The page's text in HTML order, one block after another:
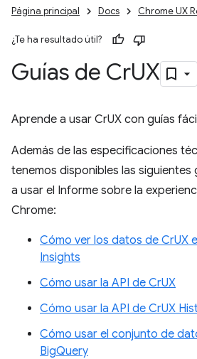
Página principal Docs Chrome UX
¿Te ha resultado útil?
Guías de CrUX
Aprende a usar CrUX con guías
Además de las especificaciones
tenemos disponibles las siguientes
a usar el Informe sobre la
Chrome:
Cómo ver los datos de CrUX
Insights
Cómo usar la API de CrUX
Cómo usar la API de CrUX
Cómo usar el conjunto de
BigQuery